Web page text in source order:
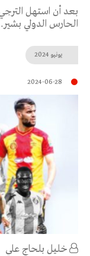
بعد أن استهل
الحارس الدولي
يونيو 2024
2024-06-28
خليل‭ ‬بلحاج‭ ‬علي